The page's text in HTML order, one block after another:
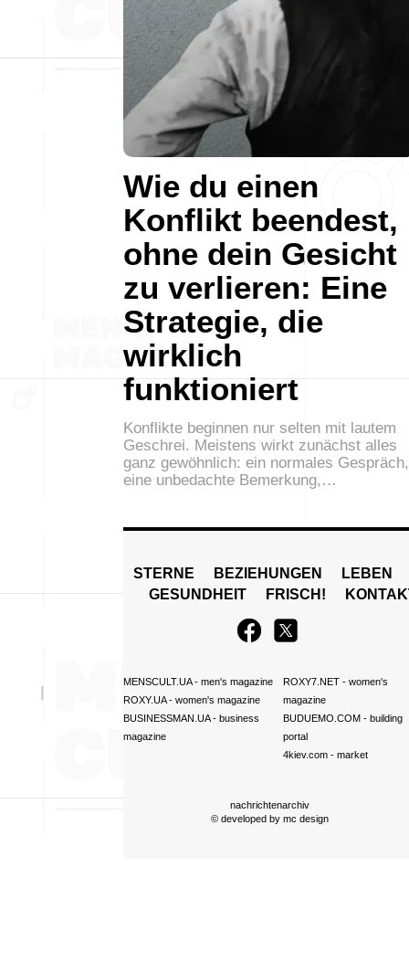
Wie du einen
Konflikt beendest,
ohne dein Gesicht
zu verlieren: Eine
Strategie, die
wirklich
funktioniert
Konflikte beginnen nur selten mit lautem
Geschrei. Meistens wirkt zunächst alles
ganz gewöhnlich: ein normales Gespräch,
eine unbedachte Bemerkung,…
STERNE BEZIEHUNGEN
LEBEN
GESUNDHEIT
FRISCH!
MENSCULT.UA- men's magazine
ROXY.UA- women's magazine
BUSINESSMAN.UA- business
magazine
ROXY7.NET- women's
magazine
BUDUEMO.COM- building
portal
4kiev.com- market
nachrichtenarchiv
© developed by mc design